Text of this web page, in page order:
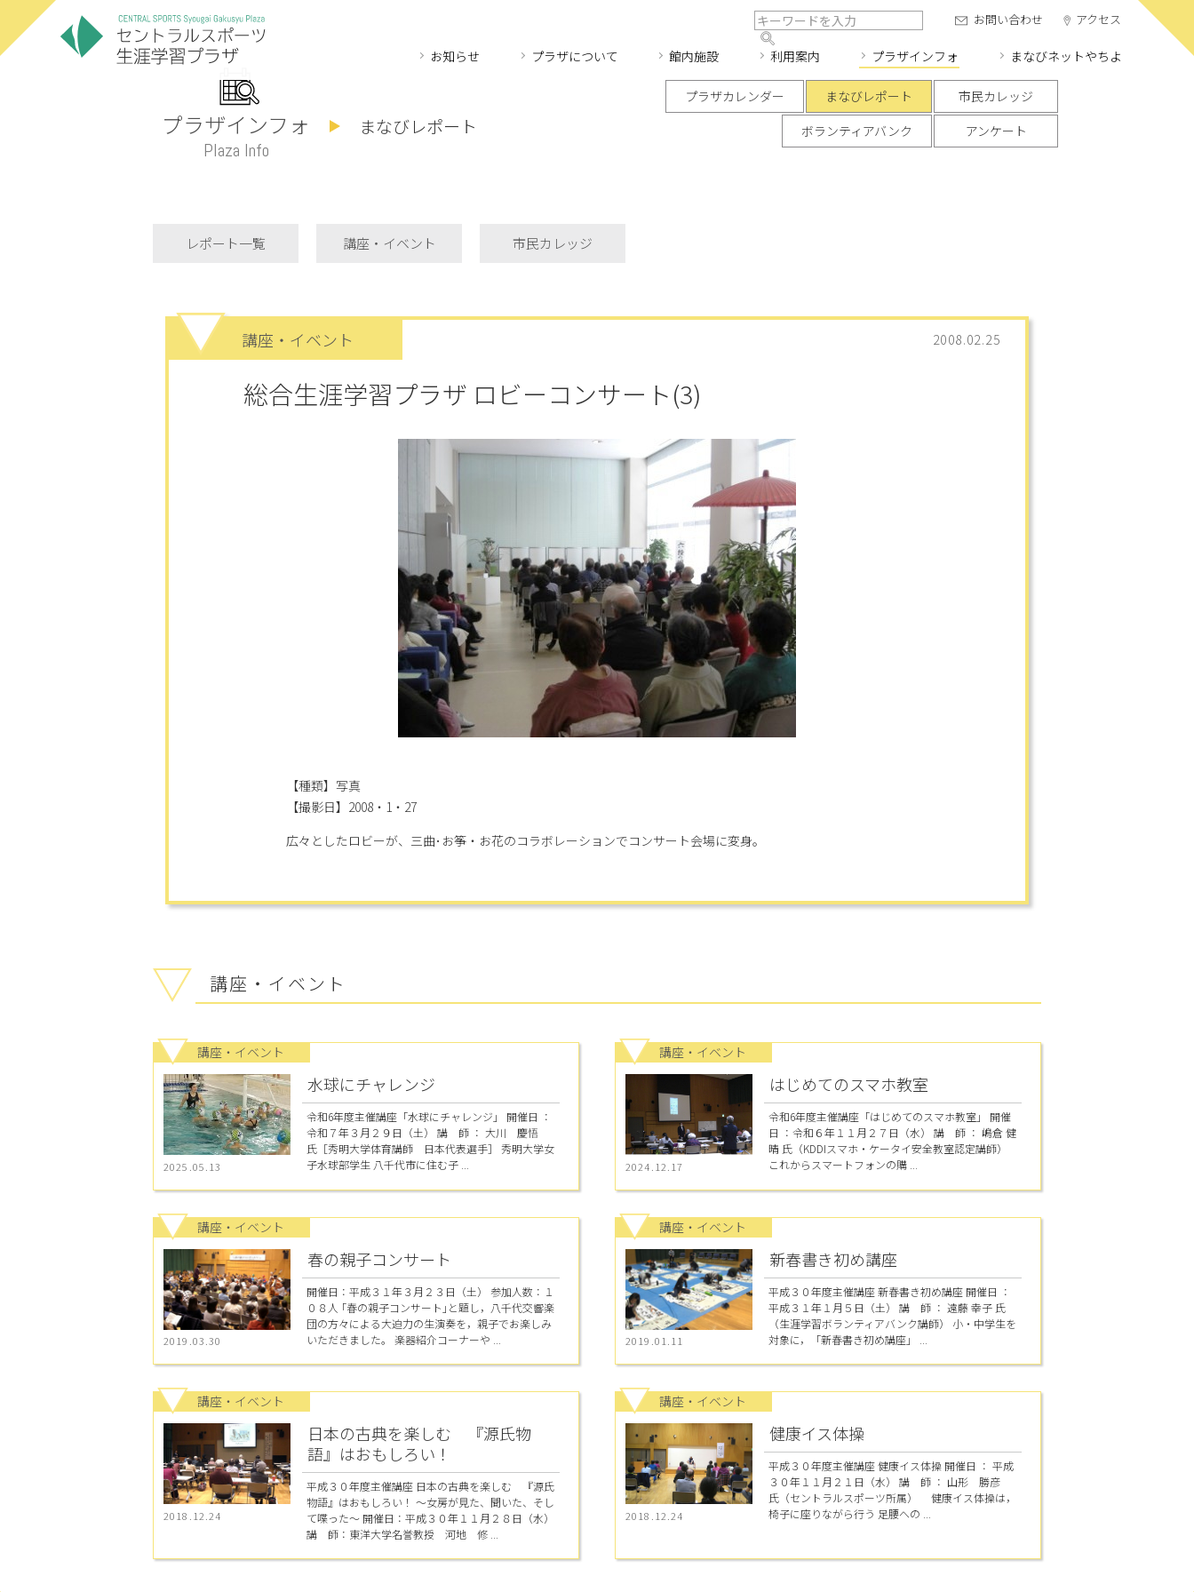
お知らせ プラザについて 館内施設 利用案内 プラザインフォ まなびネットやちよ
お問い合わせ アクセス
プラザインフォ
Plaza Info
まなびレポート
プラザカレンダー まなびレポート
市民カレッジ
ボランティアバンク
アンケート
レポート一覧 講座・イベント 市民カレッジ
講座・イベント 2008.02.25
総合生涯学習プラザ ロビーコンサート(3)
【種類】写真
【撮影日】2008・1・27
広々としたロビーが、三曲･お筝・お花のコラボレーションでコンサート会場に変身。
講座・イベント
講座・イベント
2025.05.13
水球にチャレンジ
令和6年度主催講座「水球にチャレンジ」 開催日 ：
令和７年３月２９日（土） 講 師 ： 大川 慶悟
氏［秀明大学体育講師 日本代表選手］ 秀明大学女
子水球部学生 八千代市に住む子 ...
講座・イベント
2024.12.17
はじめてのスマホ教室
令和6年度主催講座「はじめてのスマホ教室」 開催
日 ：令和６年１１月２７日（水） 講 師 ： 嶋倉 健
晴 氏（KDDIスマホ・ケータイ安全教室認定講師）
これからスマートフォンの購 ...
講座・イベント
2019.03.30
春の親子コンサート
開催日：平成３１年３月２３日（土） 参加人数：１
０８人 ｢春の親子コンサート｣と題し，八千代交響楽
団の方々による大迫力の生演奏を，親子でお楽しみ
いただきました。 楽器紹介コーナーや ...
講座・イベント
2019.01.11
新春書き初め講座
平成３０年度主催講座 新春書き初め講座 開催日 ：
平成３１年１月５日（土） 講 師 ： 遠藤 幸子 氏
（生涯学習ボランティアバンク講師） 小・中学生を
対象に，「新春書き初め講座」 ...
講座・イベント
2018.12.24
日本の古典を楽しむ 『源氏物
語』はおもしろい！
平成３０年度主催講座 日本の古典を楽しむ 『源氏
物語』はおもしろい！ ～女房が見た、聞いた、そし
て喋った～ 開催日：平成３０年１１月２８日（水）
講 師：東洋大学名誉教授 河地 修 ...
講座・イベント
2018.12.24
健康イス体操
平成３０年度主催講座 健康イス体操 開催日 ： 平成
３０年１１月２１日（水） 講 師 ： 山形 勝彦
氏（セントラルスポーツ所属） 健康イス体操は，
椅子に座りながら行う 足腰への ...